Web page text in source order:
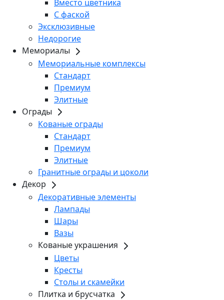
Вместо цветника
С фаской
Эксклюзивные
Недорогие
Мемориалы
Мемориальные комплексы
Стандарт
Премиум
Элитные
Ограды
Кованые ограды
Стандарт
Премиум
Элитные
Гранитные ограды и цоколи
Декор
Декоративные элементы
Лампады
Шары
Вазы
Кованые украшения
Цветы
Кресты
Столы и скамейки
Плитка и брусчатка